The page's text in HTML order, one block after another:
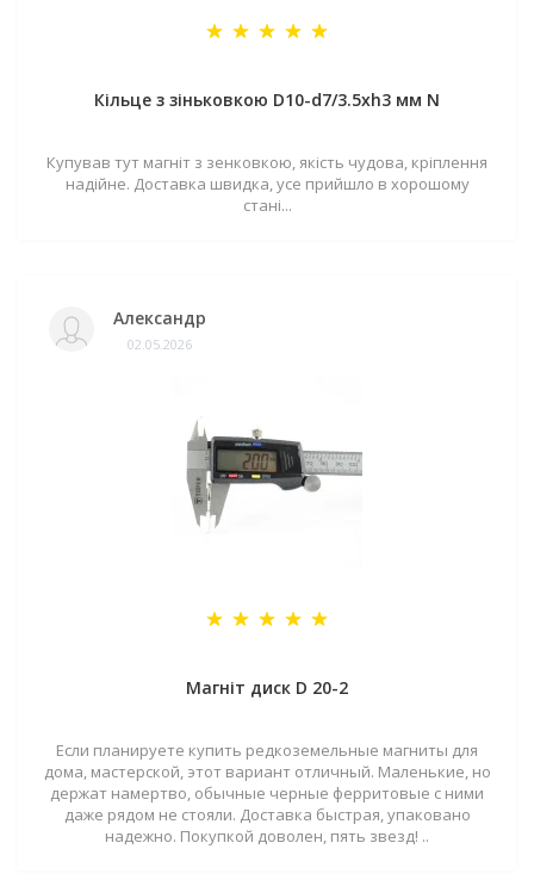
Кільце з зіньковкою D10-d7/3.5хh3 мм N
Купував тут магніт з зенковкою, якість чудова, кріплення
надійне. Доставка швидка, усе прийшло в хорошому
стані...
Александр
02.05.2026
Магніт диск D 20-2
Если планируете купить редкоземельные магниты для
дома, мастерской, этот вариант отличный. Маленькие, но
держат намертво, обычные черные ферритовые с ними
даже рядом не стояли. Доставка быстрая, упаковано
надежно. Покупкой доволен, пять звезд! ..